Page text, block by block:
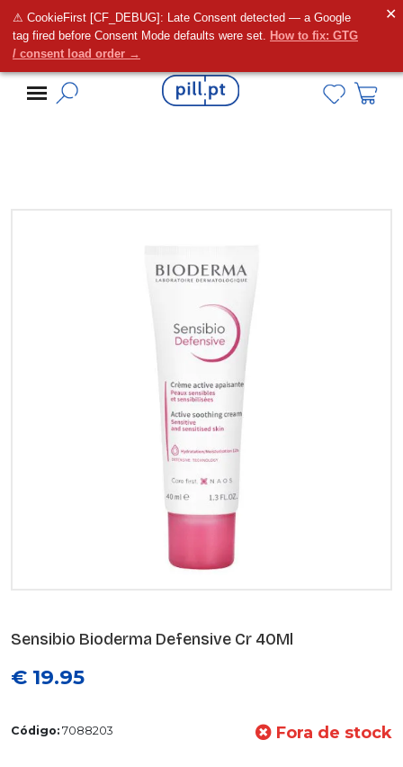
⚠ CookieFirst [CF_DEBUG]: Late Consent detected — a Google
tag fired before Consent Mode defaults were set. How to fix: GTG
/ consent load order →
✕
Alguma dúvida?
Sensibio Bioderma Defensive Cr 40Ml
€ 19.95
Código: 7088203 Fora de stock